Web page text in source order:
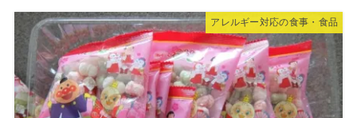
アレルギー対応の食事・食品